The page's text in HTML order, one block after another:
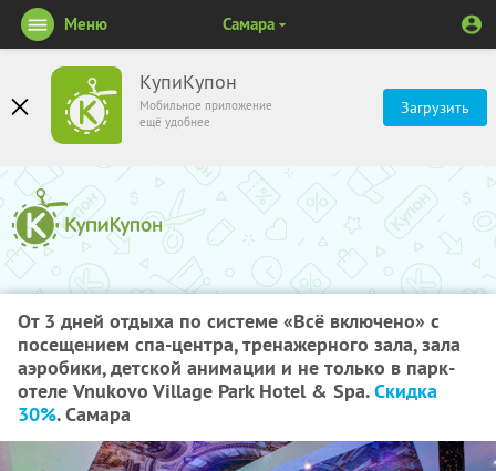
КупиКупон
Мобильное приложение
ещё удобнее
Загрузить
Меню Самара
От 3 дней отдыха по системе «Всё включено» с
посещением спа-центра, тренажерного зала, зала
аэробики, детской анимации и не только в парк-
отеле Vnukovo Village Park Hotel & Spa.Скидка
30%. Самара